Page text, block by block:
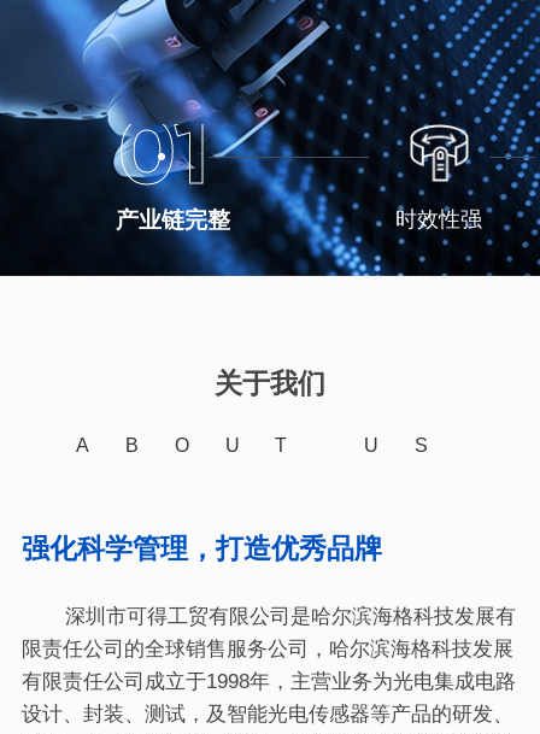
01
产业链完整 时效性强
关于我们
ABOUT US
强化科学管理，打造优秀品牌
深圳市可得工贸有限公司是哈尔滨海格科技发展有
限责任公司的全球销售服务公司，哈尔滨海格科技发展
有限责任公司成立于1998年，主营业务为光电集成电路
设计、封装、测试，及智能光电传感器等产品的研发、